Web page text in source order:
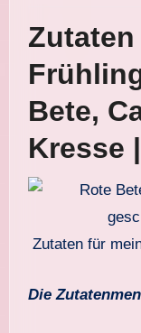
Bete,
Kresse
Zutaten für
Die